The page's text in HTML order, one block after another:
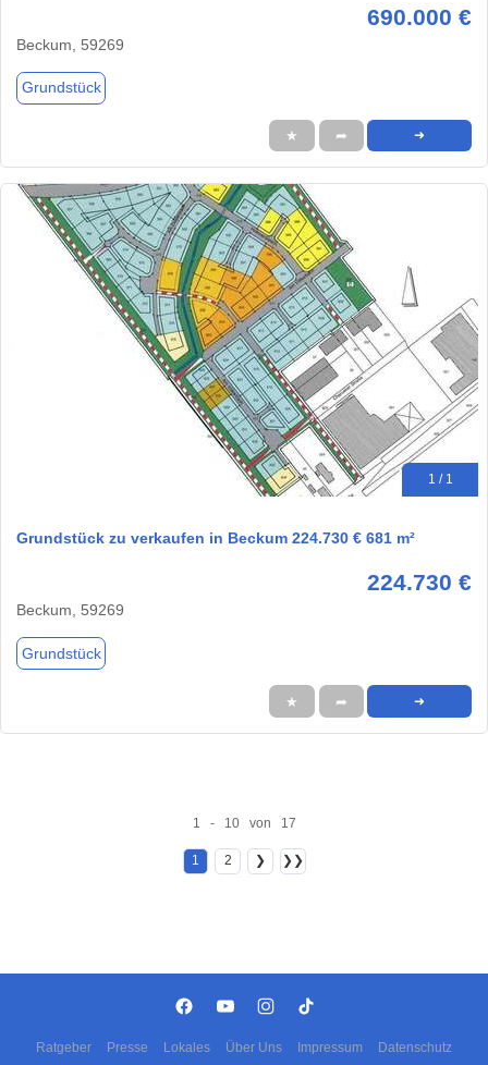
690.000 €
Beckum, 59269
Grundstück
★ ➦ ➜
1 / 1
Grundstück zu verkaufen in Beckum 224.730 € 681 m²
224.730 €
Beckum, 59269
Grundstück
★ ➦ ➜
1 - 10 von 17
1 2 ❯ ❯❯
Ratgeber Presse Lokales Über Uns Impressum Datenschutz